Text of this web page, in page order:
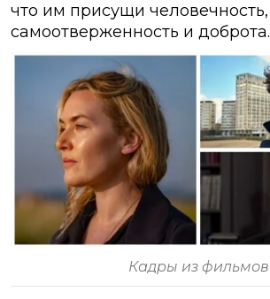
что им присущи человечность,
самоотверженность и доброта.
Кадры из фильмов